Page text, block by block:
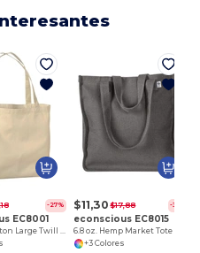
-27%
EC8001
$11,30 $17,88 -37%
econscious EC8015
6.8 oz. Hemp Market Tote
+3 Colores